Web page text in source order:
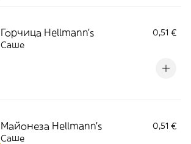
Горчица Hellmann's
0,51 €
Саше
Майонеза Hellmann's
0,51 €
Саше